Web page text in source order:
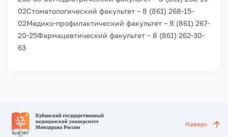
02Стоматологический факультет – 8 (861) 268-15-
02Медико-профилактический факультет – 8 (861) 267-
20-25Фармацевтический факультет – 8 (861) 262-30-
63
Наверх